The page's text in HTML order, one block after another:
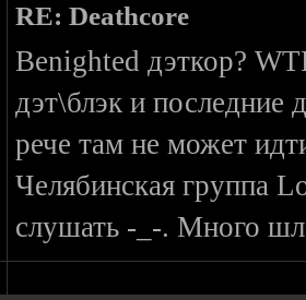
RE: Deathcore
Benighted дэткор?
дэт\блэк и последние
рече там не может
Челябинская группа
слушать -_-. Много